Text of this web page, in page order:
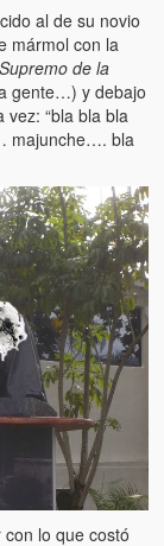
que tomó el
4 de Febrero de
traitor, look
al de su novio
mármol con la
de la
gente…) y debajo
“bla bla bla
majunche…. bla
lo que costó